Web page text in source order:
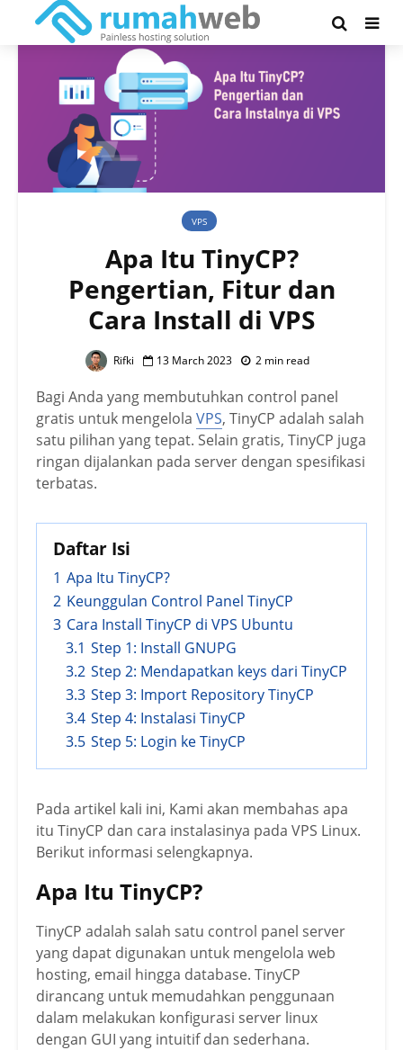
VPS
Apa Itu TinyCP?
Pengertian, Fitur dan
Cara Install di VPS
Rifki 13 March 2023 2 min read
Bagi Anda yang membutuhkan control panel
gratis untuk mengelola VPS, TinyCP adalah salah
satu pilihan yang tepat. Selain gratis, TinyCP juga
ringan dijalankan pada server dengan spesifikasi
terbatas.
Daftar Isi
1 Apa Itu TinyCP?
2 Keunggulan Control Panel TinyCP
3 Cara Install TinyCP di VPS Ubuntu
3.1 Step 1: Install GNUPG
3.2 Step 2: Mendapatkan keys dari TinyCP
3.3 Step 3: Import Repository TinyCP
3.4 Step 4: Instalasi TinyCP
3.5 Step 5: Login ke TinyCP
Pada artikel kali ini, Kami akan membahas apa
itu TinyCP dan cara instalasinya pada VPS Linux.
Berikut informasi selengkapnya.
Apa Itu TinyCP?
TinyCP adalah salah satu control panel server
yang dapat digunakan untuk mengelola web
hosting, email hingga database. TinyCP
dirancang untuk memudahkan penggunaan
dalam melakukan konfigurasi server linux
dengan GUI yang intuitif dan sederhana.